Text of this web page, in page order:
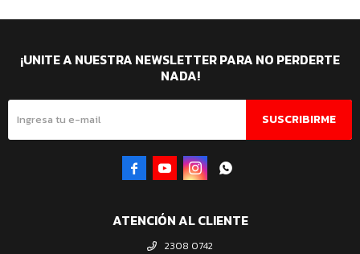
ATENCIÓN AL CLIENTE
2308 0742
¡UNITE A NUESTRA NEWSLETTER PARA NO PERDERTE
NADA!
SUSCRIBIRME
   